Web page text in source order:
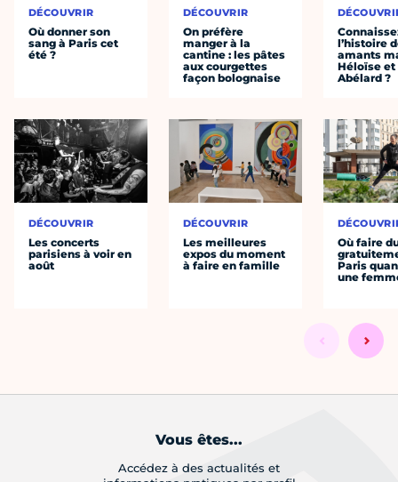
DÉCOUVRIR
Où donner son
sang à Paris cet
été ?
DÉCOUVRIR
Les concerts
parisiens à voir en
août
DÉCOUVRIR
On préfère
manger à la
cantine : les pâtes
aux courgettes
façon bolognaise
DÉCOUVRIR
Les meilleures
expos du moment
à faire en famille
l’histoire
amants
Héloïse et
Abélard ?
Où faire
Paris
une
Vous êtes...
Accédez à des actualités et